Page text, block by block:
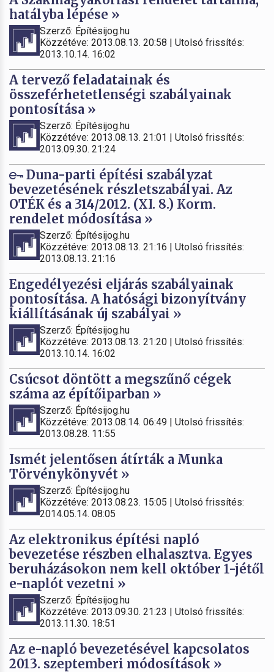
hatályba lépése »
Szerző: Építésijog.hu
Közzétéve: 2013.08.13. 20:58 | Utolsó frissítés:
2013.10.14. 16:02
A tervező feladatainak és
összeférhetetlenségi szabályainak
pontosítása »
Szerző: Építésijog.hu
Közzétéve: 2013.08.13. 21:01 | Utolsó frissítés:
2013.09.30. 21:24
Duna-parti építési szabályzat
bevezetésének részletszabályai. Az
OTÉK és a 314/2012. (XI. 8.) Korm.
rendelet módosítása »
Szerző: Építésijog.hu
Közzétéve: 2013.08.13. 21:16 | Utolsó frissítés:
2013.08.13. 21:16
Engedélyezési eljárás szabályainak
pontosítása. A hatósági bizonyítvány
kiállításának új szabályai »
Szerző: Építésijog.hu
Közzétéve: 2013.08.13. 21:20 | Utolsó frissítés:
2013.10.14. 16:02
Csúcsot döntött a megszűnő cégek
száma az építőiparban »
Szerző: Építésijog.hu
Közzétéve: 2013.08.14. 06:49 | Utolsó frissítés:
2013.08.28. 11:55
Ismét jelentősen átírták a Munka
Törvénykönyvét »
Szerző: Építésijog.hu
Közzétéve: 2013.08.23. 15:05 | Utolsó frissítés:
2014.05.14. 08:05
Az elektronikus építési napló
bevezetése részben elhalasztva. Egyes
beruházásokon nem kell október 1-jétől
e-naplót vezetni »
Szerző: Építésijog.hu
Közzétéve: 2013.09.30. 21:23 | Utolsó frissítés:
2013.11.30. 18:51
Az e-napló bevezetésével kapcsolatos
2013. szeptemberi módosítások »